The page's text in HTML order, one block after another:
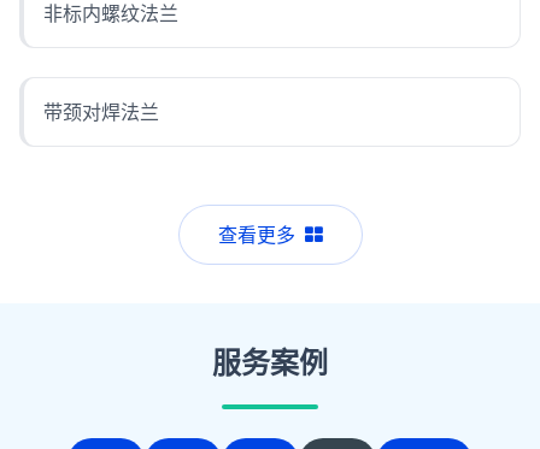
非标内螺纹法兰
带颈对焊法兰
查看更多
服务案例